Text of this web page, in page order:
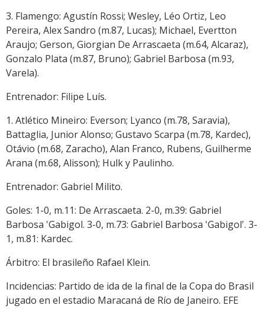
3. Flamengo: Agustín Rossi; Wesley, Léo Ortiz, Leo
Pereira, Alex Sandro (m.87, Lucas); Michael, Evertton
Araujo; Gerson, Giorgian De Arrascaeta (m.64, Alcaraz),
Gonzalo Plata (m.87, Bruno); Gabriel Barbosa (m.93,
Varela).
Entrenador: Filipe Luís.
1. Atlético Mineiro: Everson; Lyanco (m.78, Saravia),
Battaglia, Junior Alonso; Gustavo Scarpa (m.78, Kardec),
Otávio (m.68, Zaracho), Alan Franco, Rubens, Guilherme
Arana (m.68, Alisson); Hulk y Paulinho.
Entrenador: Gabriel Milito.
Goles: 1-0, m.11: De Arrascaeta. 2-0, m.39: Gabriel
Barbosa 'Gabigol. 3-0, m.73: Gabriel Barbosa 'Gabigol'. 3-
1, m.81: Kardec.
Árbitro: El brasileño Rafael Klein.
Incidencias: Partido de ida de la final de la Copa do Brasil
jugado en el estadio Maracaná de Río de Janeiro. EFE